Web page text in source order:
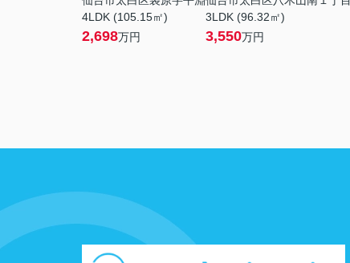
4LDK (105.15㎡)
2,698万円
3LDK (96.32㎡)
3,550万円